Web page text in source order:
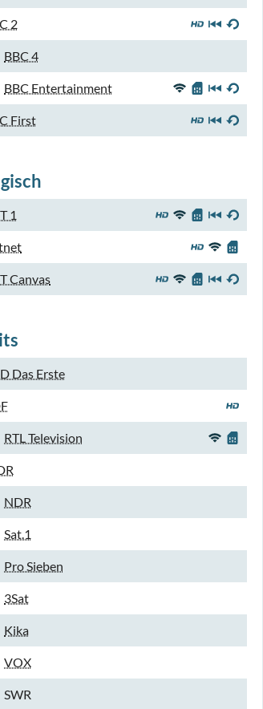
2
BBC 4
BBC Entertainment
First
1
Canvas
Das Erste
RTL Television
NDR
Sat.1
Pro Sieben
3Sat
Kika
VOX
SWR